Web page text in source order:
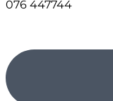
076 447744